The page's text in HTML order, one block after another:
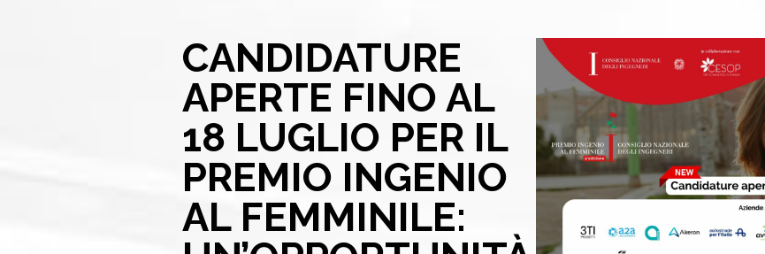
CANDIDATURE
APERTE FINO AL
18 LUGLIO PER IL
PREMIO INGENIO
AL FEMMINILE: